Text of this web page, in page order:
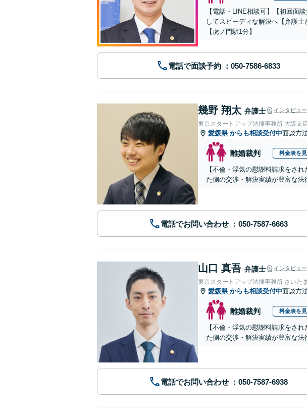
【電話・LINE相談可】【初回面
してスピーディな解決へ【弁護
【虎ノ門駅1分】
電話で面談予約
幾野 翔太 弁護士 インタビュ
東京スタートアップ法律事務所 大阪支
愛媛県 からも相談受付中面談方
離婚裁判 料金表を
【不倫・浮気の慰謝料請求をさ
た側の交渉・解決実績が豊富な
電話でお問い合わせ
山口 真吾 弁護士 インタビュ
東京スタートアップ法律事務所 さいた
愛媛県 からも相談受付中面談方
離婚裁判 料金表を
【不倫・浮気の慰謝料請求をさ
た側の交渉・解決実績が豊富な
電話でお問い合わせ